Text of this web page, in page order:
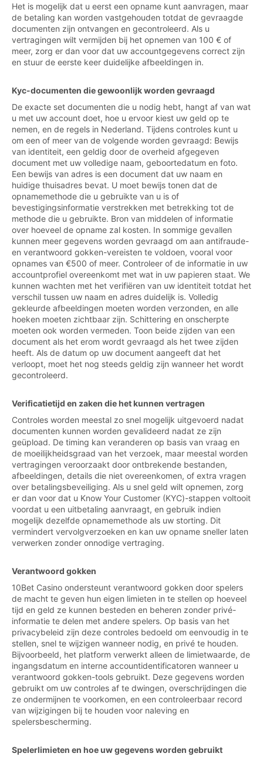
Het is mogelijk dat u eerst een opname kunt aanvragen, maar
de betaling kan worden vastgehouden totdat de gevraagde
documenten zijn ontvangen en gecontroleerd. Als u
vertragingen wilt vermijden bij het opnemen van 100 € of
meer, zorg er dan voor dat uw accountgegevens correct zijn
en stuur de eerste keer duidelijke afbeeldingen in.
Kyc-documenten die gewoonlijk worden gevraagd
De exacte set documenten die u nodig hebt, hangt af van wat
u met uw account doet, hoe u ervoor kiest uw geld op te
nemen, en de regels in Nederland. Tijdens controles kunt u
om een of meer van de volgende worden gevraagd: Bewijs
van identiteit, een geldig door de overheid afgegeven
document met uw volledige naam, geboortedatum en foto.
Een bewijs van adres is een document dat uw naam en
huidige thuisadres bevat. U moet bewijs tonen dat de
opnamemethode die u gebruikte van u is of
bevestigingsinformatie verstrekken met betrekking tot de
methode die u gebruikte. Bron van middelen of informatie
over hoeveel de opname zal kosten. In sommige gevallen
kunnen meer gegevens worden gevraagd om aan antifraude-
en verantwoord gokken-vereisten te voldoen, vooral voor
opnames van €500 of meer. Controleer of de informatie in uw
accountprofiel overeenkomt met wat in uw papieren staat. We
kunnen wachten met het verifiëren van uw identiteit totdat het
verschil tussen uw naam en adres duidelijk is. Volledig
gekleurde afbeeldingen moeten worden verzonden, en alle
hoeken moeten zichtbaar zijn. Schittering en onscherpte
moeten ook worden vermeden. Toon beide zijden van een
document als het erom wordt gevraagd als het twee zijden
heeft. Als de datum op uw document aangeeft dat het
verloopt, moet het nog steeds geldig zijn wanneer het wordt
gecontroleerd.
Verificatietijd en zaken die het kunnen vertragen
Controles worden meestal zo snel mogelijk uitgevoerd nadat
documenten kunnen worden gevalideerd nadat ze zijn
geüpload. De timing kan veranderen op basis van vraag en
de moeilijkheidsgraad van het verzoek, maar meestal worden
vertragingen veroorzaakt door ontbrekende bestanden,
afbeeldingen, details die niet overeenkomen, of extra vragen
over betalingsbeveiliging. Als u snel geld wilt opnemen, zorg
er dan voor dat u Know Your Customer (KYC)-stappen voltooit
voordat u een uitbetaling aanvraagt, en gebruik indien
mogelijk dezelfde opnamemethode als uw storting. Dit
vermindert vervolgverzoeken en kan uw opname sneller laten
verwerken zonder onnodige vertraging.
Verantwoord gokken
10Bet Casino ondersteunt verantwoord gokken door spelers
de macht te geven hun eigen limieten in te stellen op hoeveel
tijd en geld ze kunnen besteden en beheren zonder privé-
informatie te delen met andere spelers. Op basis van het
privacybeleid zijn deze controles bedoeld om eenvoudig in te
stellen, snel te wijzigen wanneer nodig, en privé te houden.
Bijvoorbeeld, het platform verwerkt alleen de limietwaarde, de
ingangsdatum en interne accountidentificatoren wanneer u
verantwoord gokken-tools gebruikt. Deze gegevens worden
gebruikt om uw controles af te dwingen, overschrijdingen die
ze ondermijnen te voorkomen, en een controleerbaar record
van wijzigingen bij te houden voor naleving en
spelersbescherming.
Spelerlimieten en hoe uw gegevens worden gebruikt